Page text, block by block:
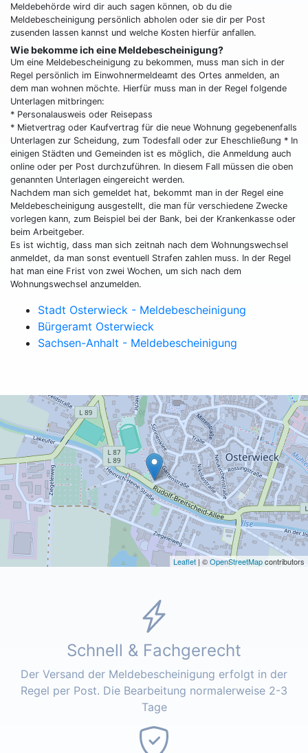
Meldebehörde wird dir auch sagen können, ob du die
Meldebescheinigung persönlich abholen oder sie dir per Post
zusenden lassen kannst und welche Kosten hierfür anfallen.
Wie bekomme ich eine Meldebescheinigung?
Um eine Meldebescheinigung zu bekommen, muss man sich in der
Regel persönlich im Einwohnermeldeamt des Ortes anmelden, an
dem man wohnen möchte. Hierfür muss man in der Regel folgende
Unterlagen mitbringen:
* Personalausweis oder Reisepass
* Mietvertrag oder Kaufvertrag für die neue Wohnung gegebenenfalls
Unterlagen zur Scheidung, zum Todesfall oder zur Eheschließung * In
einigen Städten und Gemeinden ist es möglich, die Anmeldung auch
online oder per Post durchzuführen. In diesem Fall müssen die oben
genannten Unterlagen eingereicht werden.
Nachdem man sich gemeldet hat, bekommt man in der Regel eine
Meldebescheinigung ausgestellt, die man für verschiedene Zwecke
vorlegen kann, zum Beispiel bei der Bank, bei der Krankenkasse oder
beim Arbeitgeber.
Es ist wichtig, dass man sich zeitnah nach dem Wohnungswechsel
anmeldet, da man sonst eventuell Strafen zahlen muss. In der Regel
hat man eine Frist von zwei Wochen, um sich nach dem
Wohnungswechsel anzumelden.
Stadt Osterwieck - Meldebescheinigung
Bürgeramt Osterwieck
Sachsen-Anhalt - Meldebescheinigung
Leaflet | ©OpenStreetMapcontributors
Schnell & Fachgerecht
Der Versand der Meldebescheinigung erfolgt in der
Regel per Post. Die Bearbeitung normalerweise 2-3
Tage